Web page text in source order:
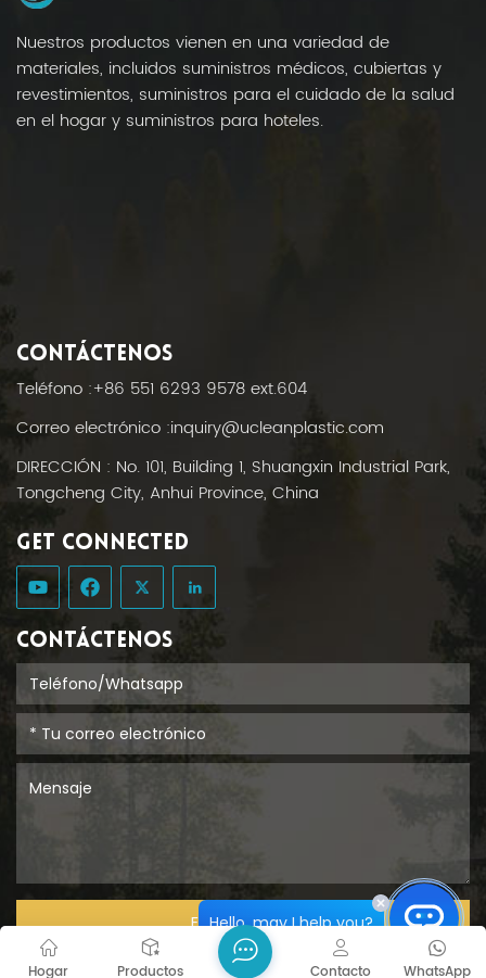
Nuestros productos vienen en una variedad de
materiales, incluidos suministros médicos, cubiertas y
revestimientos, suministros para el cuidado de la salud
en el hogar y suministros para hoteles.
CONTÁCTENOS
Teléfono :+86 551 6293 9578 ext.604
Correo electrónico :inquiry@ucleanplastic.com
DIRECCIÓN : No. 101, Building 1, Shuangxin Industrial Park,
Tongcheng City, Anhui Province, China
GET CONNECTED
CONTÁCTENOS
ENTREGAR
Hogar Productos WhatsApp
Contacto
Hello, may I help you?